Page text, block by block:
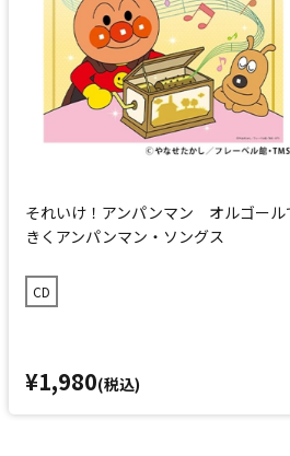
それいけ！アンパンマン オルゴール
きくアンパンマン・ソングス
CD
¥1,980(税込)